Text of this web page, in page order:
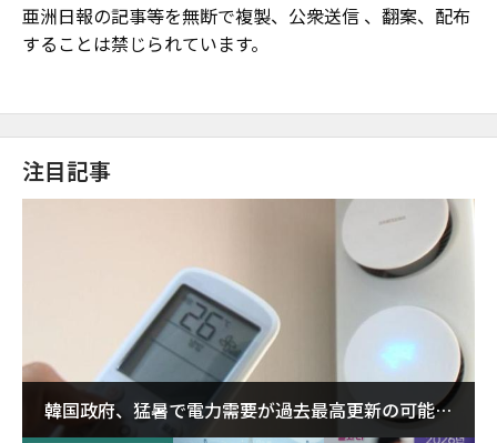
亜洲日報の記事等を無断で複製、公衆送信 、翻案、配布
することは禁じられています。
注目記事
韓国政府、猛暑で電力需要が過去最高更新の可能性